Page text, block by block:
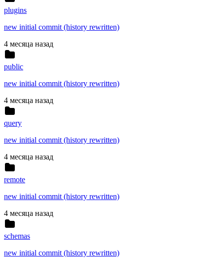
plugins
new initial commit (history rewritten)
4 месяца назад
public
new initial commit (history rewritten)
4 месяца назад
query
new initial commit (history rewritten)
4 месяца назад
remote
new initial commit (history rewritten)
4 месяца назад
schemas
new initial commit (history rewritten)